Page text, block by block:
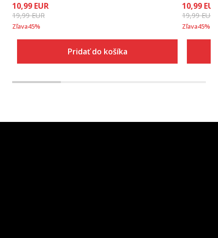
10,99 EUR
19,99EUR
Zľava45%
Pridať do košíka
10,99 EUR
19,99EUR
Zľava45%